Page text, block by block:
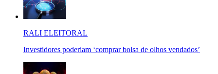
RALI ELEITORAL
Investidores poderiam ‘comprar bolsa de olhos vendados’